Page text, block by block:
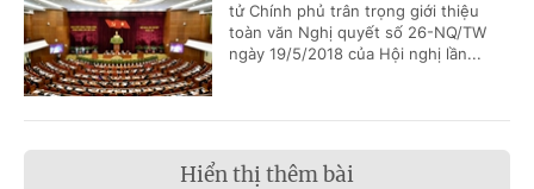
tử Chính phủ trân trọng giới thiệu
toàn văn Nghị quyết số 26-NQ/TW
ngày 19/5/2018 của Hội nghị lần...
Hiển thị thêm bài